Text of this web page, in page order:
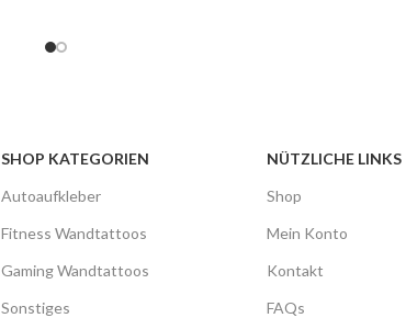
SHOP KATEGORIEN
Autoaufkleber
Fitness Wandtattoos
Gaming Wandtattoos
Sonstiges
NÜTZLICHE LINKS
Shop
Mein Konto
Kontakt
FAQs